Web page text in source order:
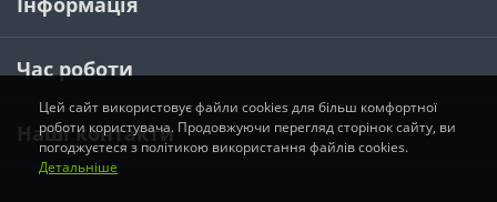
Час роботи
Наші контакти
Цей сайт використовує файли cookies для більш комфортної
роботи користувача. Продовжуючи перегляд сторінок сайту, ви
погоджуєтеся з політикою використання файлів cookies.
Детальніше